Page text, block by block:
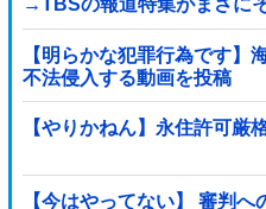
→TBSの報道特集がまさに
【明らかな犯罪行為です
不法侵入する動画を投稿
【やりかねん】永住許可
【今はやってない】 審判